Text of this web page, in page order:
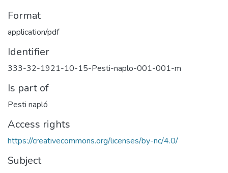
Format
application/pdf
Identifier
333-32-1921-10-15-Pesti-naplo-001-001-m
Is part of
Pesti napló
Access rights
https://creativecommons.org/licenses/by-nc/4.0/
Subject